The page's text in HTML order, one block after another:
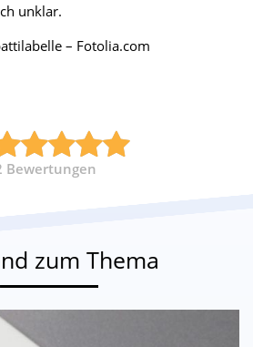
unklar.
– Fotolia.com
Bewertungen
zum Thema